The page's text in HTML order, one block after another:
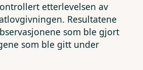
etterlevelsen av
Resultatene
som ble gjort
som ble gitt under